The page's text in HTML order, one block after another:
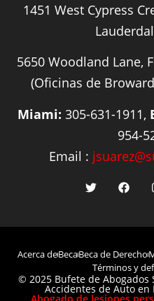
1451 West Cypress
5650 Woodland Lane,
(Oficinas de
Miami: 305-631-1911,
954-
Email :
Acerca deBecaBeca de Derecho
Términos y
© 2025 Bufete de Abogados
Accidentes de Auto